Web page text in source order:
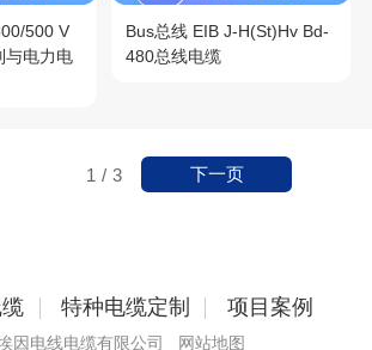
500 V
与电力电
Bus总线 EIB J-H(St)Hv Bd-
480总线电缆
1 / 3 下一页
特种电缆定制 项目案例
因电线电缆有限公司 网站地图